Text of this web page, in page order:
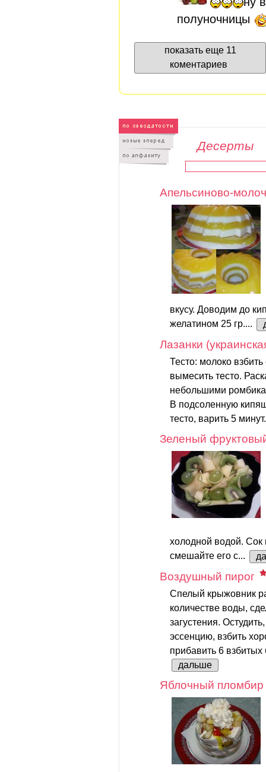
полуночницы
показать еще 11
коментариев
Десерты
Апельсиново-
вкусу. Доводим до
желатином 25 гр....
Лазанки
Тесто: молоко
вымесить тесто.
небольшими
В подсоленную
тесто, варить 5
Зеленый
холодной водой.
смешайте его с...
Воздушный пирог
Спелый крыжовник
количестве воды,
загустения.
эссенцию, взбить
прибавить 6
дальше
Яблочный пломбир